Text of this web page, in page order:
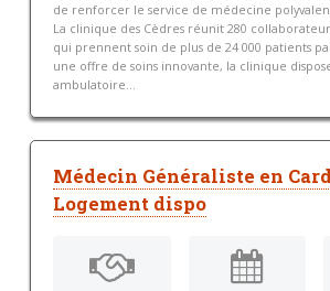
de renforcer le service de médecine
La clinique des Cèdres réunit 280
qui prennent soin de plus de 24 000 patients
une offre de soins innovante, la clinique
ambulatoire...
Médecin Généraliste en
Logement dispo